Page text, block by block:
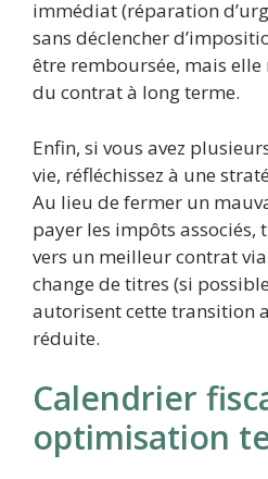
immédiat (réparation
sans déclencher
être remboursée, mais elle
du contrat à long terme.
Enfin, si vous avez
vie, réfléchissez à une
Au lieu de fermer un
payer les impôts associés,
vers un meilleur contrat
change de titres (si
autorisent cette transition
réduite.
Calendrier
optimisation